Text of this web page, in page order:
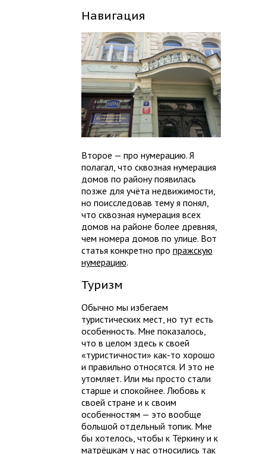
Навигация
Второе — про нумерацию. Я
полагал, что сквозная нумерация
домов по району появилась
позже для учёта недвижимости,
но поисследовав тему я понял,
что сквозная нумерация всех
домов на районе более древняя,
чем номера домов по улице. Вот
статья конкретно про пражскую
нумерацию.
Туризм
Обычно мы избегаем
туристических мест, но тут есть
особенность. Мне показалось,
что в целом здесь к своей
«туристичности» как-то хорошо
и правильно относятся. И это не
утомляет. Или мы просто стали
старше и спокойнее. Любовь к
своей стране и к своим
особенностям — это вообще
большой отдельный топик. Мне
бы хотелось, чтобы к Тёркину и к
матрёшкам у нас относились так